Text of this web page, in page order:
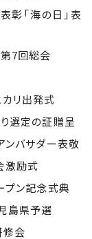
「海の日」表
7回総会
リ出発式
選定の証贈呈
バサダー表敬
激励式
プン記念式典
島県予選
会